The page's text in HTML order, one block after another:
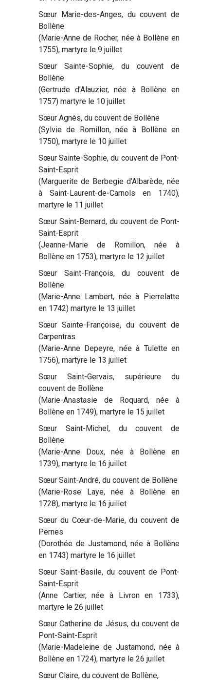
Sœur Marie-des-Anges, du couvent de
Bollène
(Marie-Anne de Rocher, née à Bollène en
1755), martyre le 9 juillet
Sœur Sainte-Sophie, du couvent de
Bollène
(Gertrude d’Alauzier, née à Bollène en
1757) martyre le 10 juillet
Sœur Agnès, du couvent de Bollène
(Sylvie de Romillon, née à Bollène en
1750), martyre le 10 juillet
Sœur Sainte-Sophie, du couvent de Pont-
Saint-Esprit
(Marguerite de Berbegie d’Albarède, née
à Saint-Laurent-de-Carnols en 1740),
martyre le 11 juillet
Sœur Saint-Bernard, du couvent de Pont-
Saint-Esprit
(Jeanne-Marie de Romillon, née à
Bollène en 1753), martyre le 12 juillet
Sœur Saint-François, du couvent de
Bollène
(Marie-Anne Lambert, née à Pierrelatte
en 1742) martyre le 13 juillet
Sœur Sainte-Françoise, du couvent de
Carpentras
(Marie-Anne Depeyre, née à Tulette en
1756), martyre le 13 juillet
Sœur Saint-Gervais, supérieure du
couvent de Bollène
(Marie-Anastasie de Roquard, née à
Bollène en 1749), martyre le 15 juillet
Sœur Saint-Michel, du couvent de
Bollène
(Marie-Anne Doux, née à Bollène en
1739), martyre le 16 juillet
Sœur Saint-André, du couvent de Bollène
(Marie-Rose Laye, née à Bollène en
1728), martyre le 16 juillet
Sœur du Cœur-de-Marie, du couvent de
Pernes
(Dorothée de Justamond, née à Bollène
en 1743) martyre le 16 juillet
Sœur Saint-Basile, du couvent de Pont-
Saint-Esprit
(Anne Cartier, née à Livron en 1733),
martyre le 26 juillet
Sœur Catherine de Jésus, du couvent de
Pont-Saint-Esprit
(Marie-Madeleine de Justamond, née à
Bollène en 1724), martyre le 26 juillet
Sœur Claire, du couvent de Bollène,